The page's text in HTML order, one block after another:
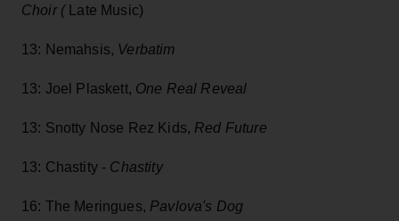
Choir (Late Music)
13: Nemahsis, Verbatim
13: Joel Plaskett, One Real Reveal
13: Snotty Nose Rez Kids, Red Future
13: Chastity - Chastity
16: The Meringues, Pavlova's Dog